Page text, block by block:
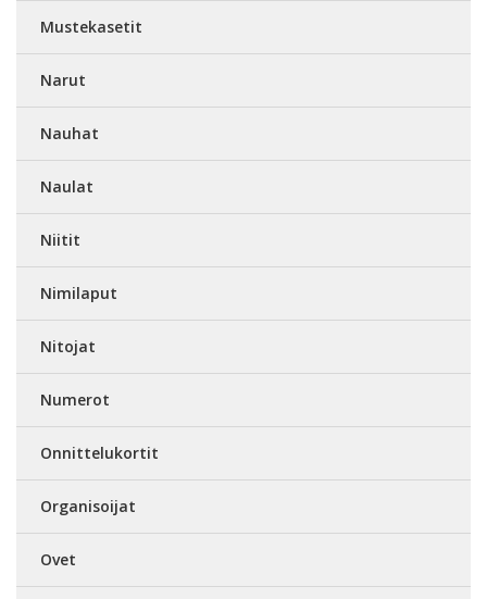
Mustekasetit
Narut
Nauhat
Naulat
Niitit
Nimilaput
Nitojat
Numerot
Onnittelukortit
Organisoijat
Ovet